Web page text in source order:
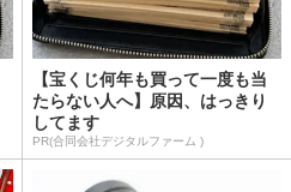
【宝くじ何年も買って一度も当
たらない人へ】原因、はっきり
してます
PR(合同会社デジタルファーム )